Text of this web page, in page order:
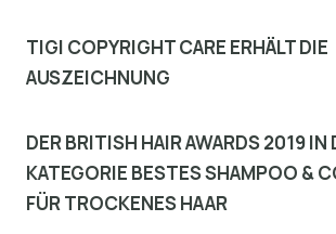
TIGI COPYRIGHT CARE ERHÄLT DIE
AUSZEICHNUNG
DER BRITISH HAIR AWARDS 2019 IN
KATEGORIE BESTES SHAMPOO &
FÜR TROCKENES HAAR